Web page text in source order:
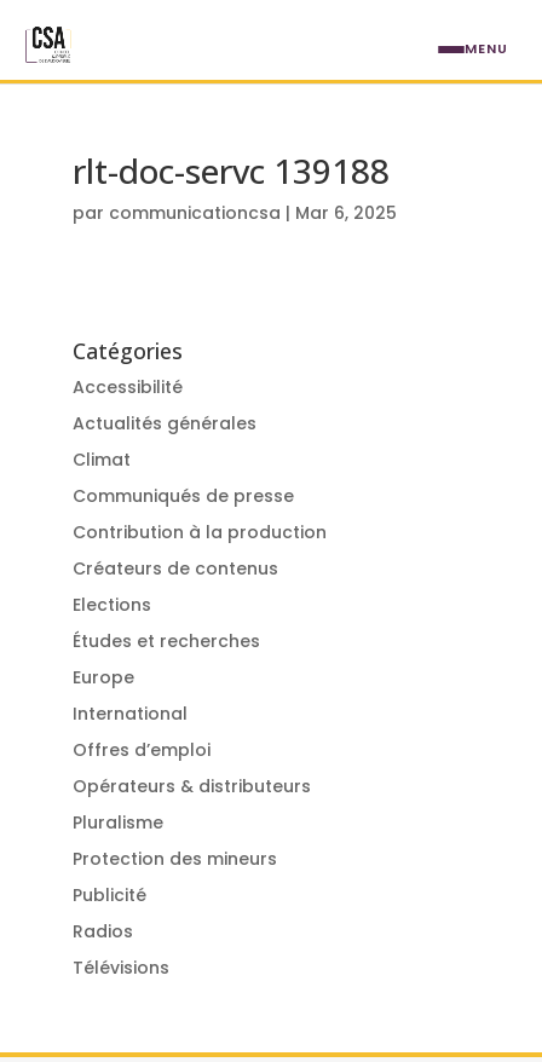
rlt-doc-servc 139188
par communicationcsa | Mar 6, 2025
Catégories
Accessibilité
Actualités générales
Climat
Communiqués de presse
Contribution à la production
Créateurs de contenus
Elections
Études et recherches
Europe
International
Offres d’emploi
Opérateurs & distributeurs
Pluralisme
Protection des mineurs
Publicité
Radios
Télévisions
MENU